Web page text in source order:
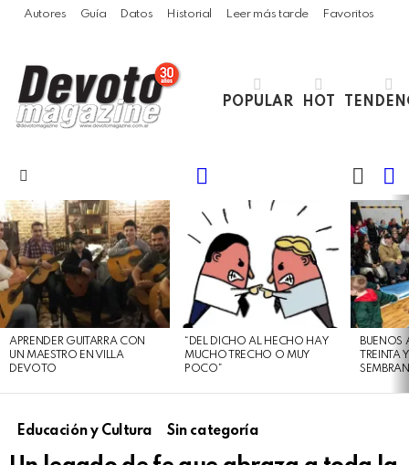
Autores Guía Datos Historial Leer más tarde Favoritos
POPULAR HOT
SKIN
LATEST
STORIES
APRENDER GUITARRA CON
UN MAESTRO EN VILLA
DEVOTO
“DEL DICHO AL HECHO HAY
MUCHO TRECHO O MUY
POCO”
BUENOS
Educación y Cultura Sin categoría